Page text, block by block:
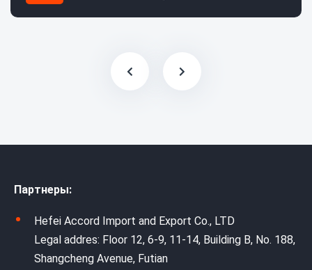
Партнеры:
Hefei Accord Import and Export Co., LTD
Legal addres: Floor 12, 6-9, 11-14, Building B, No. 188,
Shangcheng Avenue, Futian